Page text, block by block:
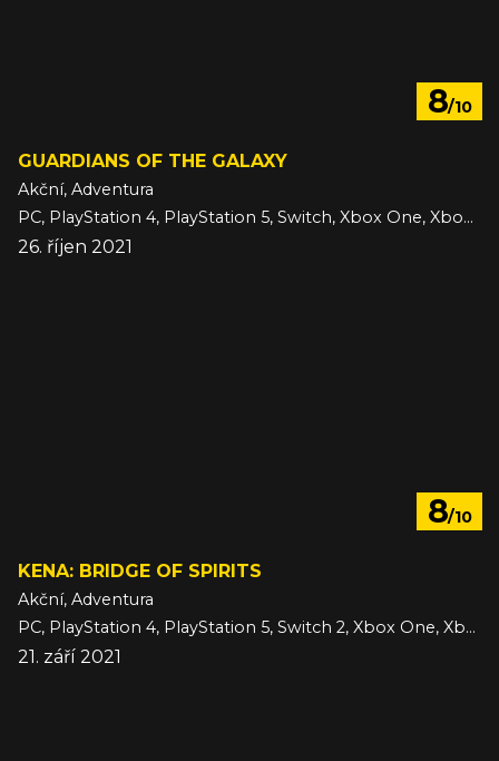
8/10
GUARDIANS OF THE GALAXY
Akční, Adventura
PC, PlayStation 4, PlayStation 5, Switch, Xbox One, Xbox Series
26. říjen 2021
8/10
KENA: BRIDGE OF SPIRITS
Akční, Adventura
PC, PlayStation 4, PlayStation 5, Switch 2, Xbox One, Xbox Series
21. září 2021